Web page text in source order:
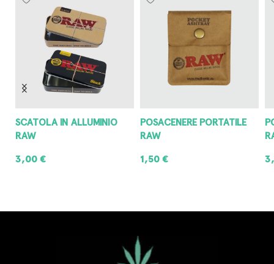
POSACENERE PORTATILE
RAW
1,50€
POSACENERE IN METALLO
RAW
3,00€